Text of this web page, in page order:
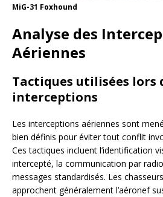
MiG-31 Foxhound
Analyse des
Aériennes
Tactiques utilisées lors
interceptions
Les interceptions aériennes sont
bien définis pour éviter tout conflit
Ces tactiques incluent l’identification
intercepté, la communication par
messages standardisés. Les
approchent généralement l’aéronef